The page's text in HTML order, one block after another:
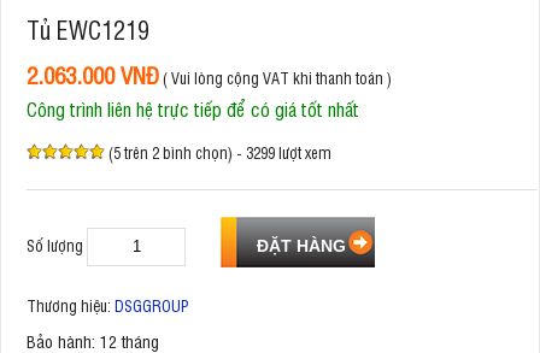
Tủ EWC1219
2.063.000 VNĐ( Vui lòng cộng VAT khi thanh toán )
Công trình liên hệ trực tiếp để có giá tốt nhất
(5 trên 2 bình chọn) - 3299 lượt xem
Số lượng
Thương hiệu: DSGGROUP
Bảo hành: 12 tháng